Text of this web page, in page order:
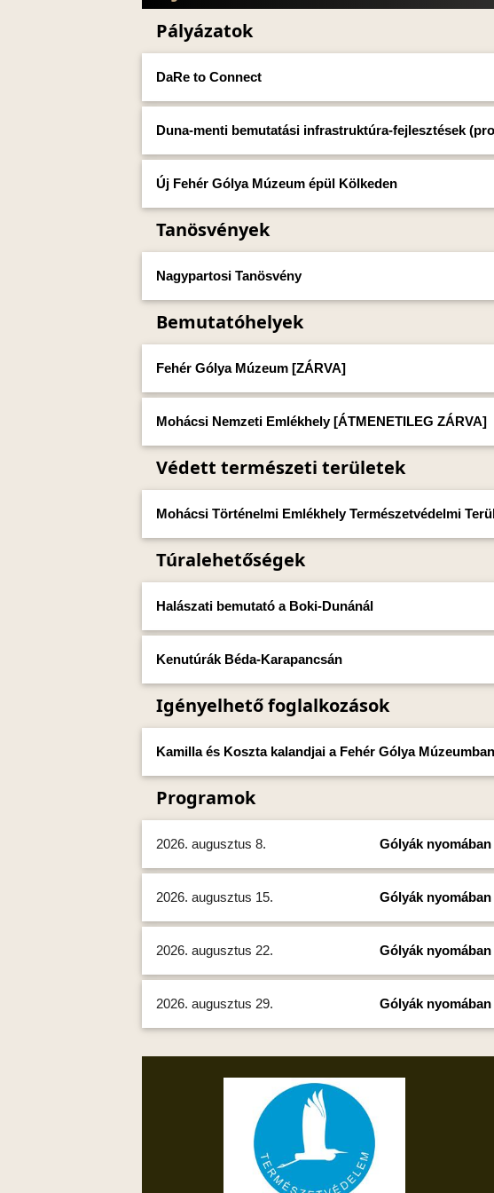
Pályázatok
DaRe to Connect
Duna-menti bemutatási infrastruktúra-fejlesztések
Új Fehér Gólya Múzeum épül Kölkeden
Tanösvények
Nagypartosi Tanösvény
Bemutatóhelyek
Fehér Gólya Múzeum [ZÁRVA]
Mohácsi Nemzeti Emlékhely [ÁTMENETILEG ZÁRVA]
Védett természeti területek
Mohácsi Történelmi Emlékhely Természetvédelmi
Túralehetőségek
Halászati bemutató a Boki-Dunánál
Kenutúrák Béda-Karapancsán
Igényelhető foglalkozások
Kamilla és Koszta kalandjai a Fehér Gólya
Programok
2026. augusztus 8. Gólyák
2026. augusztus 15. Gólyák
2026. augusztus 22. Gólyák
2026. augusztus 29. Gólyák